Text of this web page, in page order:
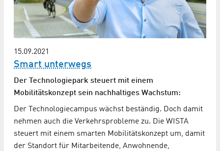
15.09.2021
Smart unterwegs
Der Technologiepark steuert mit einem
Mobilitätskonzept sein nachhaltiges Wachstum:
Der Technologiecampus wächst beständig. Doch damit
nehmen auch die Verkehrsprobleme zu. Die WISTA
steuert mit einem smarten Mobilitätskonzept um, damit
der Standort für Mitarbeitende, Anwohnende,